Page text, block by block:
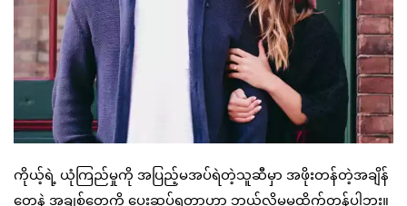
ကိုယ့်ရဲ့ ယုံကြည်မှုကို အပြည့်မအပ်ရဲတဲ့သူဆီမှာ အဖိုးတန်တဲ့အချိန်
တွေနဲ့ အချစ်တွေကို ပေးဆပ်ရတာဟာ ဘယ်လိုမှမထိုက်တန်ပါဘူး။